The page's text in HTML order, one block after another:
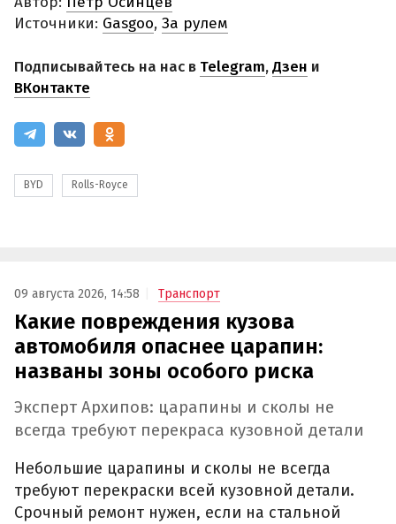
Источники: Gasgoo, За рулем
Подписывайтесь на нас в Telegram,Дзен и
ВКонтакте
BYD Rolls-Royce
09 августа 2026, 14:58 Транспорт
Какие повреждения кузова
автомобиля опаснее царапин:
названы зоны особого риска
Эксперт Архипов: царапины и сколы не
всегда требуют перекраса кузовной детали
Небольшие царапины и сколы не всегда
требуют перекраски всей кузовной детали.
Срочный ремонт нужен, если на стальной